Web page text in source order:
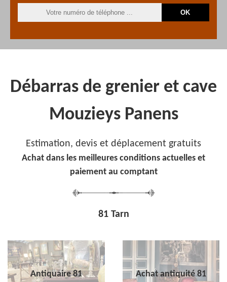
Débarras de grenier et cave
Mouzieys Panens
Estimation, devis et déplacement gratuits
Achat dans les meilleures conditions actuelles et
paiement au comptant
81 Tarn
Antiquaire 81 Achat antiquité 81